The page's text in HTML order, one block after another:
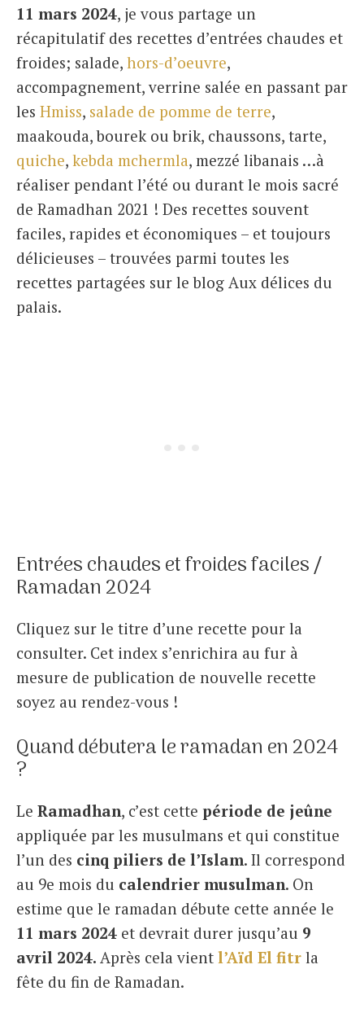
11 mars 2024, je vous partage un
récapitulatif des recettes d’entrées chaudes et
froides; salade, hors-d’oeuvre,
accompagnement, verrine salée en passant par
les Hmiss, salade de pomme de terre,
maakouda, bourek ou brik, chaussons, tarte,
quiche, kebda mchermla, mezzé libanais …à
réaliser pendant l’été ou durant le mois sacré
de Ramadhan 2021 ! Des recettes souvent
faciles, rapides et économiques – et toujours
délicieuses – trouvées parmi toutes les
recettes partagées sur le blog Aux délices du
palais.
Entrées chaudes et froides faciles /
Ramadan 2024
Cliquez sur le titre d’une recette pour la
consulter. Cet index s’enrichira au fur à
mesure de publication de nouvelle recette
soyez au rendez-vous !
Quand débutera le ramadan en 2024
?
Le Ramadhan, c’est cette période de jeûne
appliquée par les musulmans et qui constitue
l’un des cinq piliers de l’Islam. Il correspond
au 9e mois du calendrier musulman. On
estime que le ramadan débute cette année le
11 mars 2024 et devrait durer jusqu’au 9
avril 2024. Après cela vient l’Aïd El fitr la
fête du fin de Ramadan.